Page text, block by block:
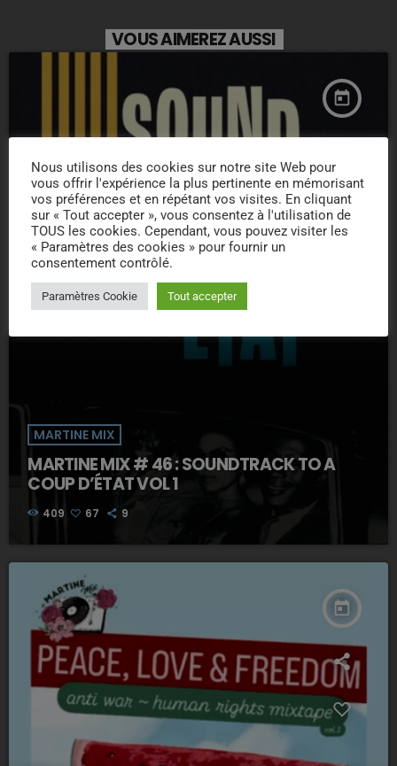
VOUS AIMEREZ AUSSI
today
MARTINE MIX
MARTINE MIX # 46 : SOUNDTRACK TO A
COUP D’ÉTAT VOL 1
409 67 9
today
Nous utilisons des cookies sur notre site Web pour
vous offrir l'expérience la plus pertinente en mémorisant
vos préférences et en répétant vos visites. En cliquant
sur « Tout accepter », vous consentez à l'utilisation de
TOUS les cookies. Cependant, vous pouvez visiter les
« Paramètres des cookies » pour fournir un
consentement contrôlé.
Paramètres Cookie Tout accepter